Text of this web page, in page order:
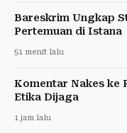
Bareskrim Ungkap
Pertemuan di Istana
51 menit lalu
Komentar Nakes ke
Etika Dijaga
1 jam lalu